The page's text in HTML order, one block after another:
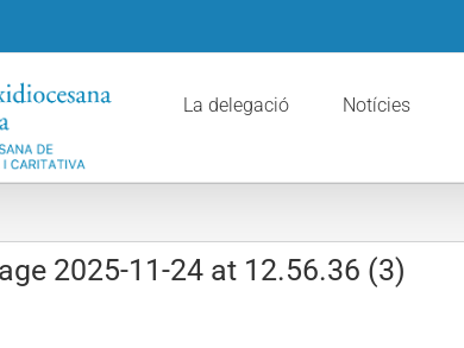
La delegació Notícies
2025-11-24 at 12.56.36 (3)